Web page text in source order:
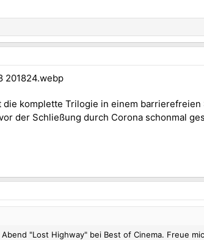
die komplette Trilogie in einem barrierefreien
der Schließung durch Corona schonmal
"Lost Highway" bei Best of Cinema. Freue